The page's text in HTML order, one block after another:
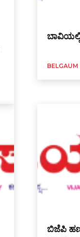
BELGAUM
ಬಿಜೆಪಿ